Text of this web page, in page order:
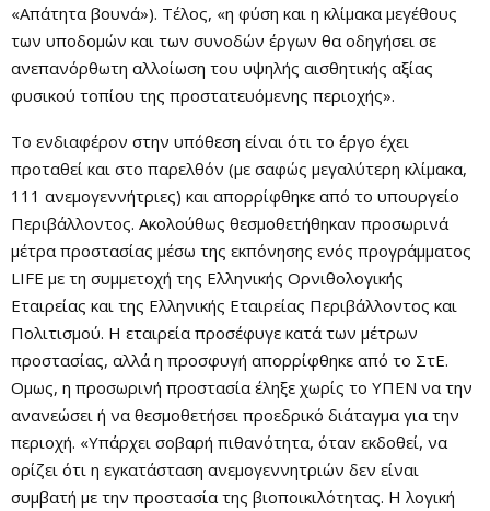
«Απάτητα βουνά»). Τέλος, «η φύση και η κλίμακα μεγέθους
των υποδομών και των συνοδών έργων θα οδηγήσει σε
ανεπανόρθωτη αλλοίωση του υψηλής αισθητικής αξίας
φυσικού τοπίου της προστατευόμενης περιοχής».
Το ενδιαφέρον στην υπόθεση είναι ότι το έργο έχει
προταθεί και στο παρελθόν (με σαφώς μεγαλύτερη κλίμακα,
111 ανεμογεννήτριες) και απορρίφθηκε από το υπουργείο
Περιβάλλοντος. Ακολούθως θεσμοθετήθηκαν προσωρινά
μέτρα προστασίας μέσω της εκπόνησης ενός προγράμματος
LIFE με τη συμμετοχή της Ελληνικής Ορνιθολογικής
Εταιρείας και της Ελληνικής Εταιρείας Περιβάλλοντος και
Πολιτισμού. Η εταιρεία προσέφυγε κατά των μέτρων
προστασίας, αλλά η προσφυγή απορρίφθηκε από το ΣτΕ.
Ομως, η προσωρινή προστασία έληξε χωρίς το ΥΠΕΝ να την
ανανεώσει ή να θεσμοθετήσει προεδρικό διάταγμα για την
περιοχή. «Υπάρχει σοβαρή πιθανότητα, όταν εκδοθεί, να
ορίζει ότι η εγκατάσταση ανεμογεννητριών δεν είναι
συμβατή με την προστασία της βιοποικιλότητας. Η λογική